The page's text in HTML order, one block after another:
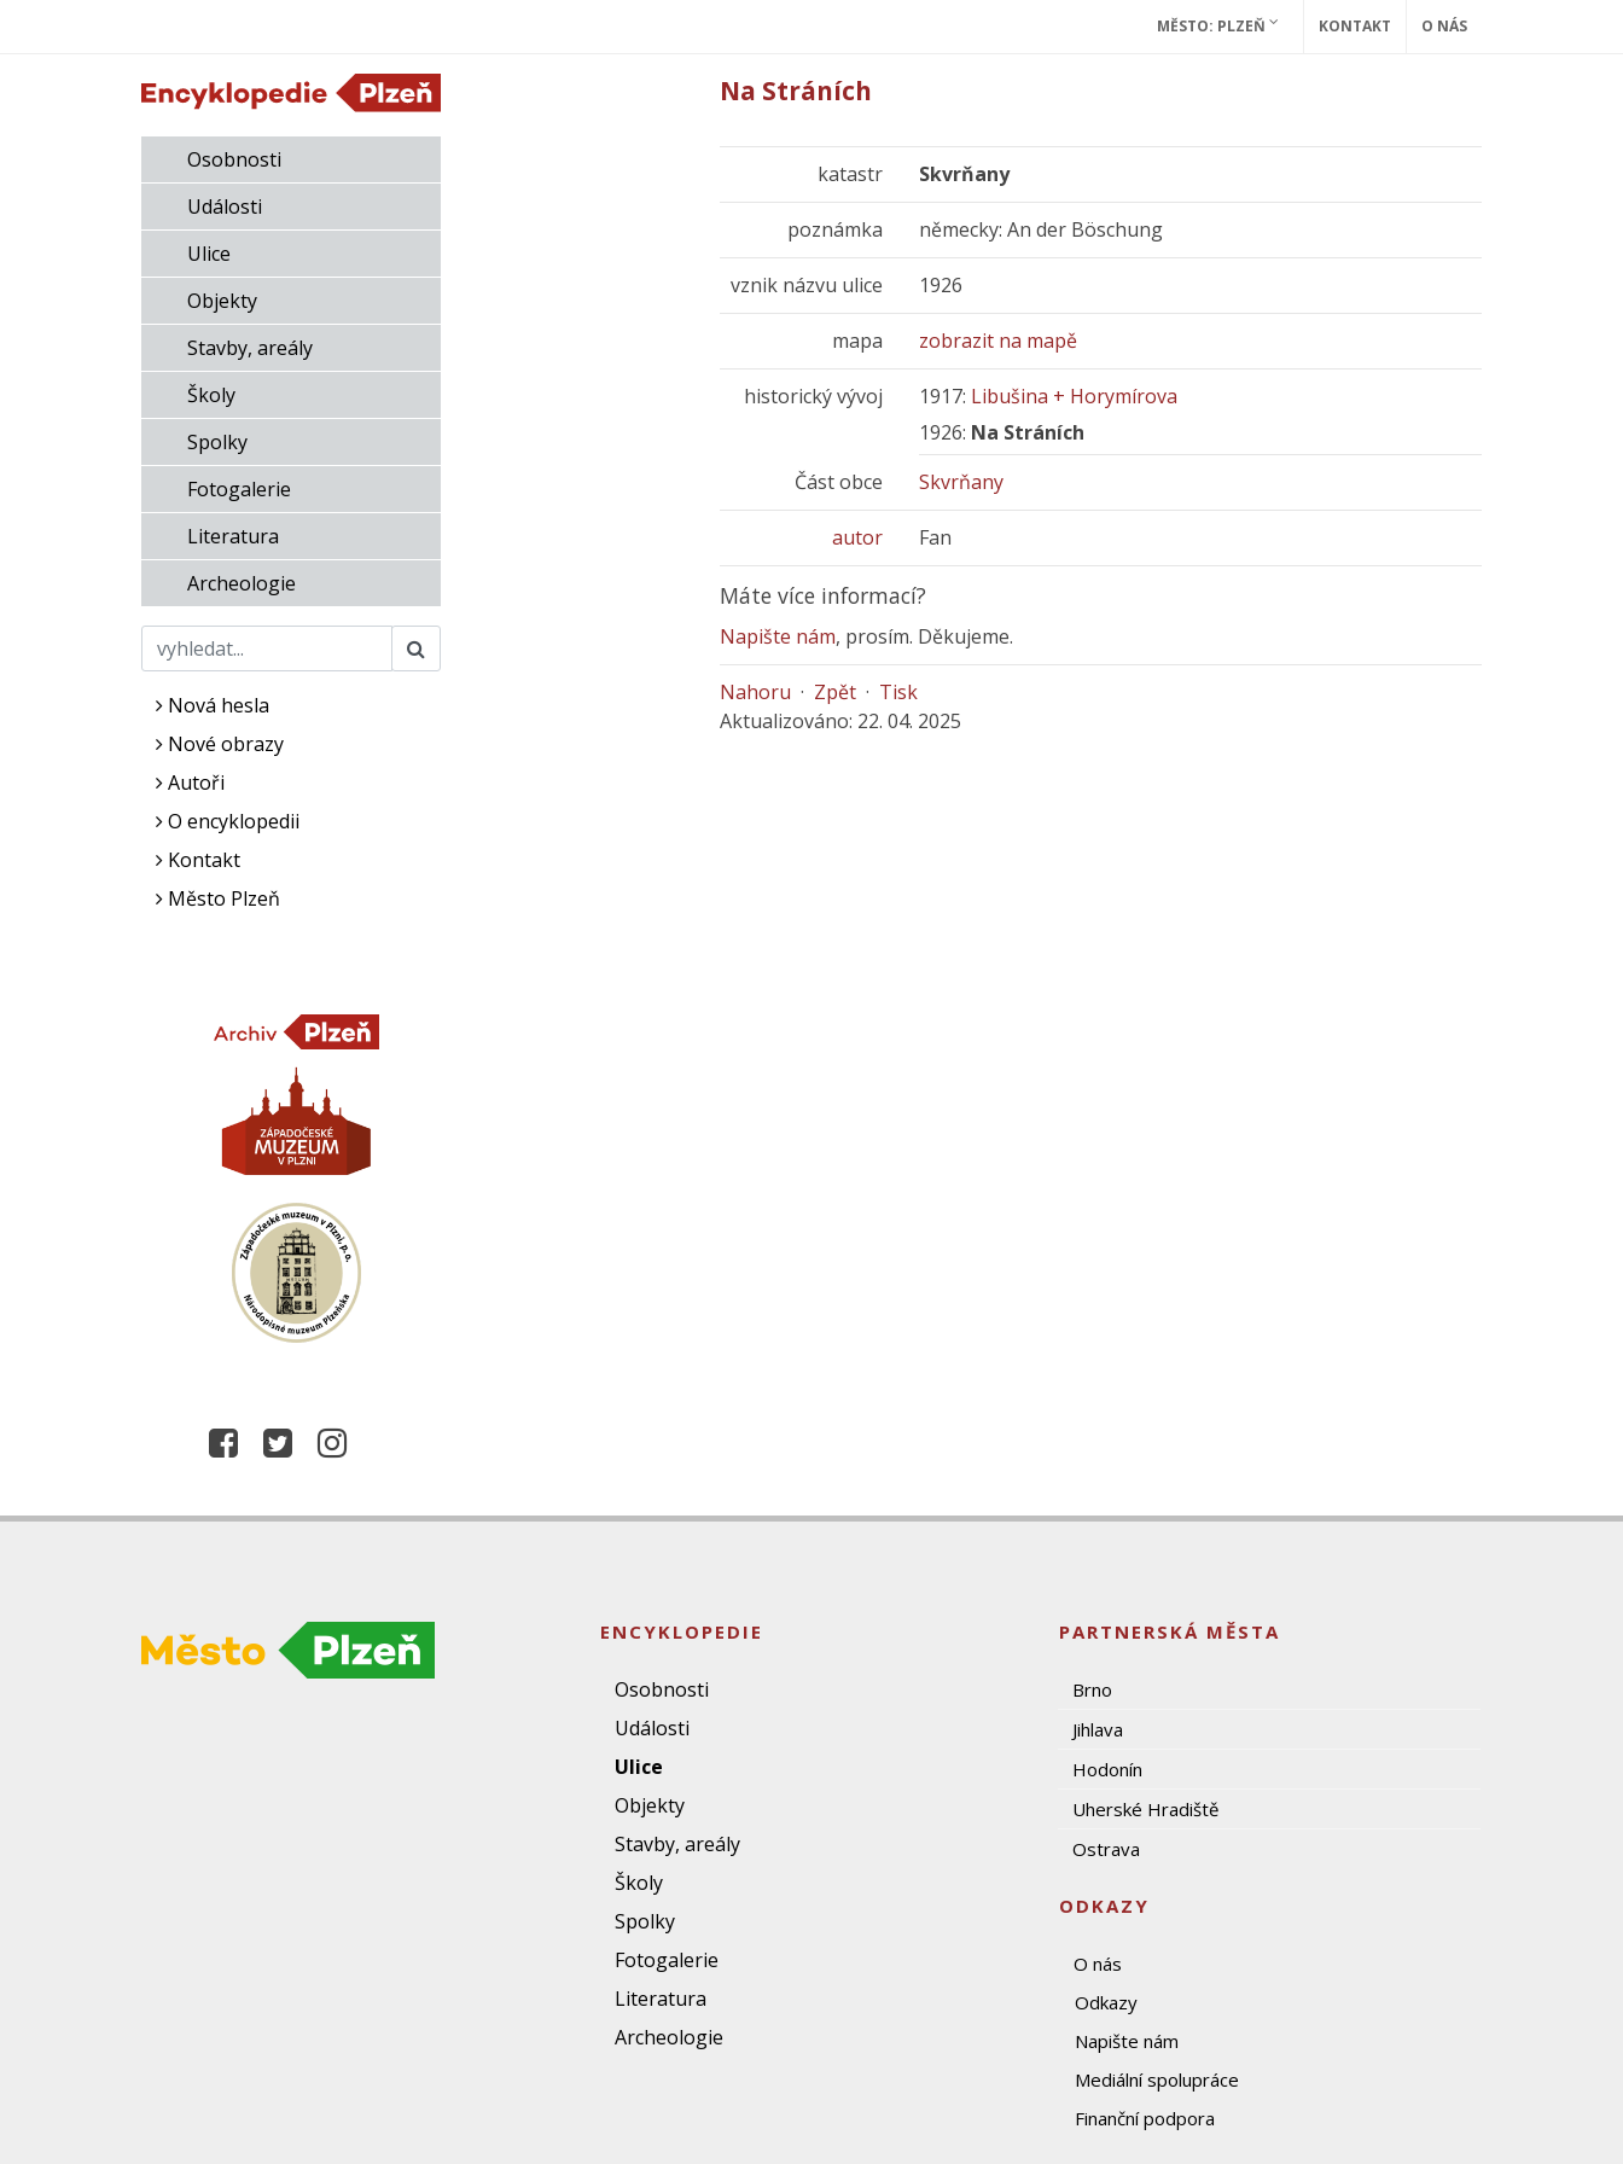
MĚSTO: PLZEŇ KONTAKT O NÁS
Osobnosti
Události
Ulice
Objekty
Stavby, areály
Školy
Spolky
Fotogalerie
Literatura
Archeologie
Nová hesla
Nové obrazy
Autoři
O encyklopedii
Kontakt
Město Plzeň
Na Stráních
katastr Skvrňany
poznámka německy: An der Böschung
vznik názvu ulice 1926
mapa zobrazit na mapě
historický vývoj 1917: Libušina + Horymírova
1926: Na Stráních
Část obce
Skvrňany
autor Fan
Máte více informací?
Napište nám, prosím. Děkujeme.
Nahoru · Zpět · Tisk
Aktualizováno: 22. 04. 2025
ENCYKLOPEDIE
Osobnosti
Události
Ulice
Objekty
Stavby, areály
Školy
Spolky
Fotogalerie
Literatura
Archeologie
PARTNERSKÁ MĚSTA
Brno
Jihlava
Hodonín
Uherské Hradiště
Ostrava
ODKAZY
O nás
Odkazy
Napište nám
Mediální spolupráce
Finanční podpora